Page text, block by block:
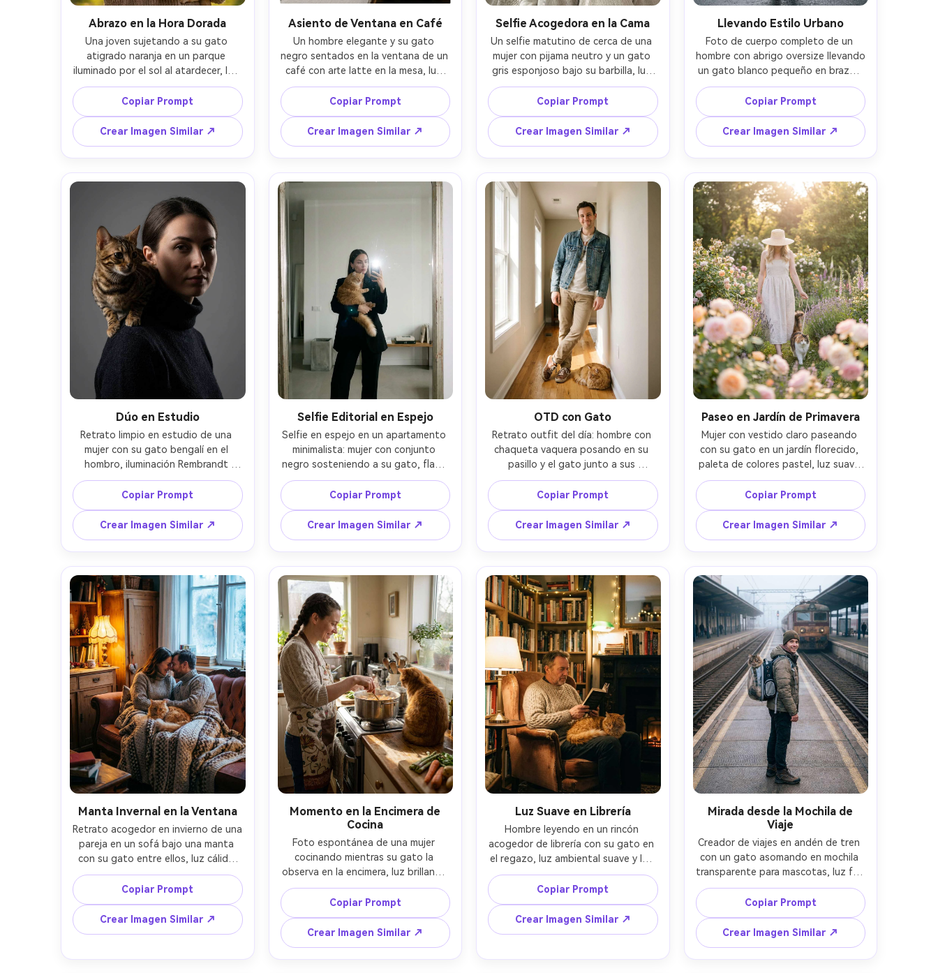
Abrazo en la Hora Dorada
Una joven sujetando a su gato
atigrado naranja en un parque
iluminado por el sol al atardecer, luz
cálida bordeando el pelo y el pelaje,
lente Canon EOS R5 85mm, f/1.8, ISO
200, profundidad de campo
reducida, retrato vertical cerrado,
regla de tercios, bokeh suave en los
árboles, textura natural de piel,
ambiente acogedor y tranquilo --ar
Copiar Prompt
Crear Imagen Similar ↗
Asiento de Ventana en Café
Un hombre elegante y su gato
negro sentados en la ventana de un
café con arte latte en la mesa, luz
suave de día nublado, Leica M11
50mm, f/2, ISO 400, encuadre de
estilo de vida, reflejos en el vidrio,
composición equilibrada, estética
aireada de Instagram, ambiente
relajado y amigable --ar 4:5
Copiar Prompt
Crear Imagen Similar ↗
Selfie Acogedora en la Cama
Un selfie matutino de cerca de una
mujer con pijama neutro y un gato
gris esponjoso bajo su barbilla, luz
de dormitorio suave, estilo modo
retrato iPhone 15 Pro, 26mm, f/1.8,
ISO 160, composición centrada,
tonos suaves de piel, bigotes
definidos, ambiente íntimo y
adormilado --ar 4:5
Copiar Prompt
Crear Imagen Similar ↗
Llevando Estilo Urbano
Foto de cuerpo completo de un
hombre con abrigo oversize llevando
un gato blanco pequeño en brazos
cruzando una calle de ciudad, luz
nublada cinematográfica, Sony A7IV
35mm, f/2.0, ISO 320, ángulo bajo,
líneas guía, detalle nítido, moda
editorial --ar 4:5
Copiar Prompt
Crear Imagen Similar ↗
Dúo en Estudio
Retrato limpio en estudio de una
mujer con su gato bengalí en el
hombro, iluminación Rembrandt
dramática con softbox principal y
luz de borde sutil, Nikon Z8 85mm,
f/4, ISO 100, encuadre cerrrado de
cabeza y hombros, fondo gris sin
costuras, ambiente elegante y
pulido --ar 4:5
Copiar Prompt
Crear Imagen Similar ↗
Selfie Editorial en Espejo
Selfie en espejo en un apartamento
minimalista: mujer con conjunto
negro sosteniendo a su gato, flash
directo con reflejos controlados,
Canon EOS R6 35mm, f/2.2, ISO 500,
composición vertical con bordes de
espejo, ligero grano, ambiente
editorial moderno --ar 4:5
Copiar Prompt
Crear Imagen Similar ↗
OTD con Gato
Retrato outfit del día: hombre con
chaqueta vaquera posando en su
pasillo y el gato junto a sus
zapatillas, luz natural brillante de
ventana, Fujifilm X-T5 33mm, f/2, ISO
250, encuadre vertical de cuerpo
entero, fondo limpio, ambiente
juguetón y seguro --ar 4:5
Copiar Prompt
Crear Imagen Similar ↗
Paseo en Jardín de Primavera
Mujer con vestido claro paseando
con su gato en un jardín florecido,
paleta de colores pastel, luz suave
de tarde dorada, Canon EOS R5
50mm, f/1.8, ISO 100, sujeto
centrado con flores en primer plano,
bokeh onírico, ambiente romántico y
delicado --ar 4:5
Copiar Prompt
Crear Imagen Similar ↗
Manta Invernal en la Ventana
Retrato acogedor en invierno de una
pareja en un sofá bajo una manta
con su gato entre ellos, luz cálida
de lámpara más luz fría de ventana,
Sony A7R V 50mm, f/2.8, ISO 800,
plano medio, composición
equilibrada, ambiente íntimo y cálido
--ar 4:5
Copiar Prompt
Crear Imagen Similar ↗
Momento en la Encimera de
Cocina
Foto espontánea de una mujer
cocinando mientras su gato la
observa en la encimera, luz brillante
de mañana, Canon EOS R7 35mm,
f/2.5, ISO 320, encuadre
documental, colores naturales,
textura de pelaje nítida, ambiente
hogareño y alegre --ar 4:5
Copiar Prompt
Crear Imagen Similar ↗
Luz Suave en Librería
Hombre leyendo en un rincón
acogedor de librería con su gato en
el regazo, luz ambiental suave y luz
cálida, Nikon Z6II 50mm, f/1.8, ISO
1000, poca profundidad de campo,
recorte vertical, ambiente
cinematográfico y acogedor --ar 4:5
Copiar Prompt
Crear Imagen Similar ↗
Mirada desde la Mochila de
Viaje
Creador de viajes en andén de tren
con un gato asomando en mochila
transparente para mascotas, luz fría
de mañana, Sony A7IV 35mm, f/2.0,
ISO 400, plano vertical de cuerpo
completo, líneas guía, ambiente
energético y aventurero --ar 4:5
Copiar Prompt
Crear Imagen Similar ↗